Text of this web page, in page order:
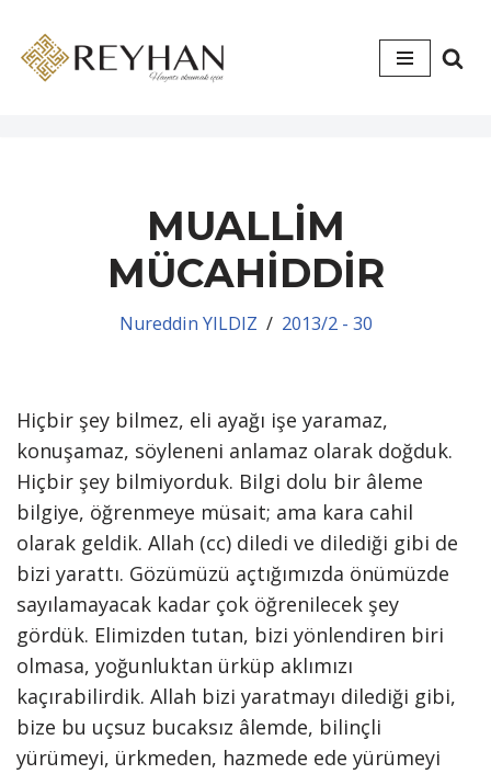
İçeriğe
MUALLİM
MÜCAHİDDİR
Nureddin YILDIZ 2013/2 - 30
Hiçbir şey bilmez, eli ayağı işe yaramaz,
konuşamaz, söyleneni anlamaz olarak doğduk.
Hiçbir şey bilmiyorduk. Bilgi dolu bir âleme
bilgiye, öğrenmeye müsait; ama kara cahil
olarak geldik. Allah (cc) diledi ve dilediği gibi de
bizi yarattı. Gözümüzü açtığımızda önümüzde
sayılamayacak kadar çok öğrenilecek şey
gördük. Elimizden tutan, bizi yönlendiren biri
olmasa, yoğunluktan ürküp aklımızı
kaçırabilirdik. Allah bizi yaratmayı dilediği gibi,
bize bu uçsuz bucaksız âlemde, bilinçli
yürümeyi, ürkmeden, hazmede ede yürümeyi